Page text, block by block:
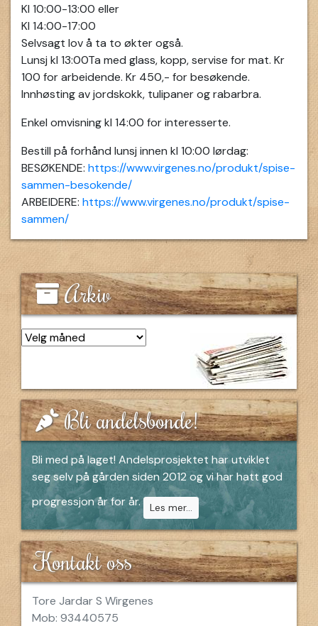
Kl 10:00-13:00 eller
Kl 14:00-17:00
Selvsagt lov å ta to økter også.
Lunsj kl 13:00Ta med glass, kopp, servise for mat. Kr
100 for arbeidende. Kr 450,- for besøkende.
Innhøsting av jordskokk, tulipaner og rabarbra.
Enkel omvisning kl 14:00 for interesserte.
Bestill på forhånd lunsj innen kl 10:00 lørdag:
BESØKENDE: https://www.virgenes.no/produkt/spise-
sammen-besokende/
ARBEIDERE: https://www.virgenes.no/produkt/spise-
sammen/
Arkiv
Bli andelsbonde!
Bli med på laget! Andelsprosjektet har utviklet
seg selv på gården siden 2012 og vi har hatt god
progressjon år for år.
Les mer...
Kontakt oss
Tore Jardar S Wirgenes
Mob: 93440575